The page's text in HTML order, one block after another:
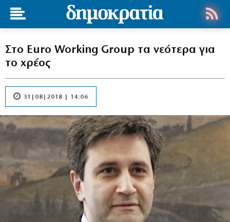
Στο Euro Working Group τα νεότερα για
το χρέος
31|08|2018 | 14:06